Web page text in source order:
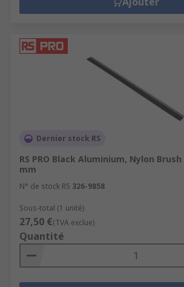
Dernier stock RS
RS PRO Black Aluminium, Nylon
mm
N° de stock RS 326-9858
Sous-total (1 unité)
27,50 €(TVA exclue)
Quantité